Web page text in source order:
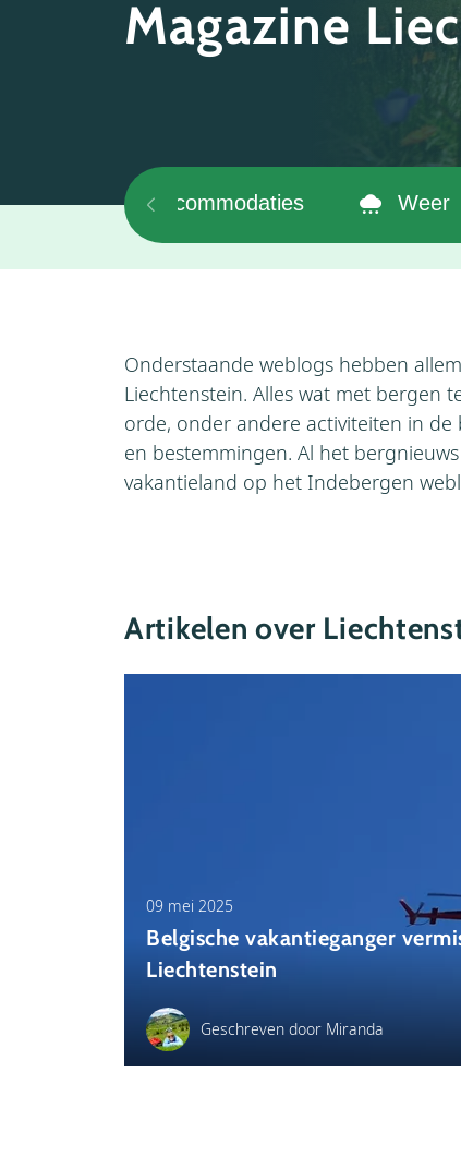
Magazine
Accommodaties Weer
Onderstaande weblogs hebben
Liechtenstein. Alles wat met bergen
orde, onder andere activiteiten in de
en bestemmingen. Al het
vakantieland op het Indebergen
Artikelen over
09 mei 2025
Belgische vakantieganger
Liechtenstein
Geschreven door Miranda